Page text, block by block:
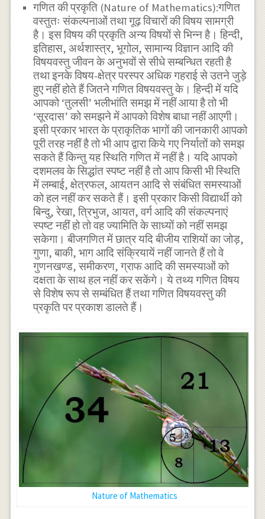
गणित की प्रकृति (Nature of Mathematics):गणित
वस्तुतः संकल्पनाओं तथा गूढ़ विचारों की विषय सामग्री
है। इस विषय की प्रकृति अन्य विषयों से भिन्न है। हिन्दी,
इतिहास, अर्थशास्त्र, भूगोल, सामान्य विज्ञान आदि की
विषयवस्तु जीवन के अनुभवों से सीधे सम्बन्धित रहती है
तथा इनके विषय-क्षेत्र परस्पर अधिक गहराई से उतने जुड़े
हुए नहीं होते हैं जितने गणित विषयवस्तु के। हिन्दी में यदि
आपको ‘तुलसी’ भलीभांति समझ में नहीं आया है तो भी
‘सूरदास’ को समझने में आपको विशेष बाधा नहीं आएगी।
इसी प्रकार भारत के प्राकृतिक भागों की जानकारी आपको
पूरी तरह नहीं है तो भी आप द्वारा किये गए निर्यातों को समझ
सकते हैं किन्तु यह स्थिति गणित में नहीं है। यदि आपको
दशमलव के सिद्धांत स्पष्ट नहीं है तो आप किसी भी स्थिति
में लम्बाई, क्षेत्रफल, आयतन आदि से संबंधित समस्याओं
को हल नहीं कर सकते हैं। इसी प्रकार किसी विद्यार्थी को
बिन्दु, रेखा, त्रिभुज, आयत, वर्ग आदि की संकल्पनाएं
स्पष्ट नहीं हो तो वह ज्यामिति के साध्यों को नहीं समझ
सकेगा। बीजगणित में छात्र यदि बीजीय राशियों का जोड़,
गुणा, बाकी, भाग आदि संक्रियायें नहीं जानते हैं तो वे
गुणनखण्ड, समीकरण, ग्राफ आदि की समस्याओं को
दक्षता के साथ हल नहीं कर सकेंगे। ये तथ्य गणित विषय
से विशेष रूप से सम्बंधित हैं तथा गणित विषयवस्तु की
प्रकृति पर प्रकाश डालते हैं।
Nature of Mathematics